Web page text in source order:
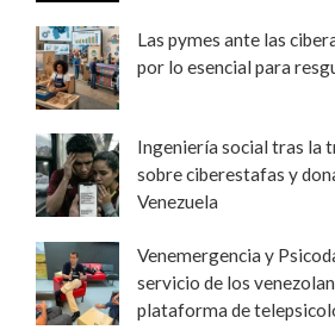
Las pymes ante las
por lo esencial para
Ingeniería social tras la
sobre ciberestafas y
Venezuela
Venemergencia y
servicio de los
plataforma de